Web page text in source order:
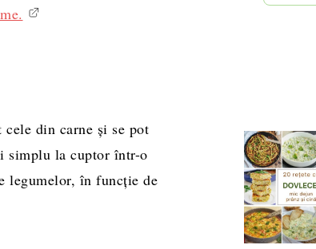
din carne şi se pot
simplu la cuptor într-o
legumelor, în funcţie de